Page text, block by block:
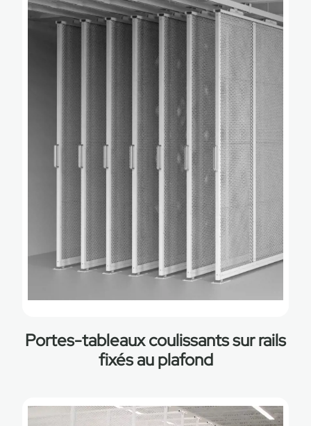
Portes-tableaux coulissants sur rails
fixés au plafond